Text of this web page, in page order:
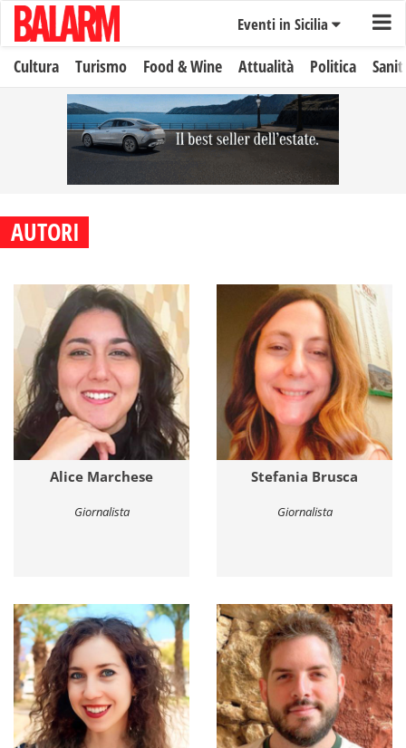
Eventi in Sicilia
Cultura Turismo Food & Wine Attualità Politica
AUTORI
Alice Marchese
Giornalista
Stefania Brusca
Giornalista